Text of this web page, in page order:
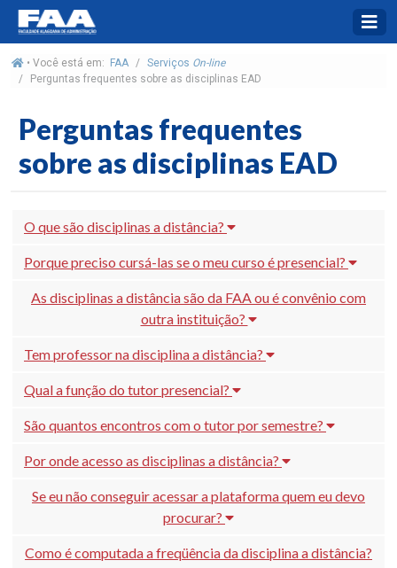
• Você está em: FAA Serviços On-line
Perguntas frequentes sobre as disciplinas EAD
Perguntas frequentes
sobre as disciplinas EAD
O que são disciplinas a distância?
Porque preciso cursá-las se o meu curso é presencial?
As disciplinas a distância são da FAA ou é convênio com
outra instituição?
Tem professor na disciplina a distância?
Qual a função do tutor presencial?
São quantos encontros com o tutor por semestre?
Por onde acesso as disciplinas a distância?
Se eu não conseguir acessar a plataforma quem eu devo
procurar?
Como é computada a freqüência da disciplina a distância?